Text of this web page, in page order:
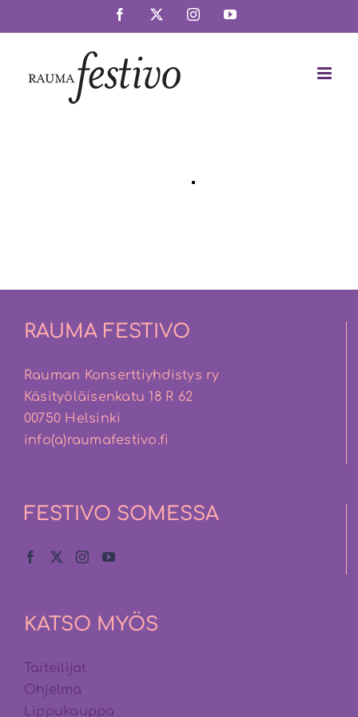
to
Facebook InstagramYouTube
RAUMA FESTIVO
Rauman Konserttiyhdistys ry
Käsityöläisenkatu 18 R 62
00750 Helsinki
info(a)raumafestivo.fi
FESTIVO SOMESSA
KATSO MYÖS
Taiteilijat
Ohjelma
Lippukauppa